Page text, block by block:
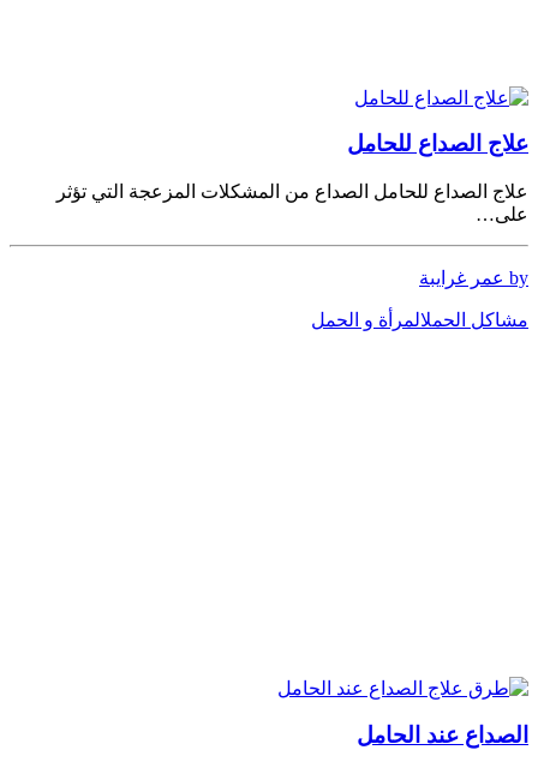
علاج الصداع للحامل
علاج الصداع للحامل الصداع من المشكلات المزعجة التي تؤثر
على…
by عمر غرايبة
مشاكل الحملالمرأة و الحمل
الصداع عند الحامل